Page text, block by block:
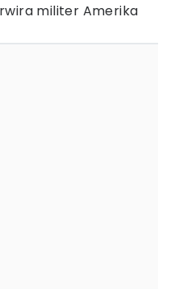
militer Amerika